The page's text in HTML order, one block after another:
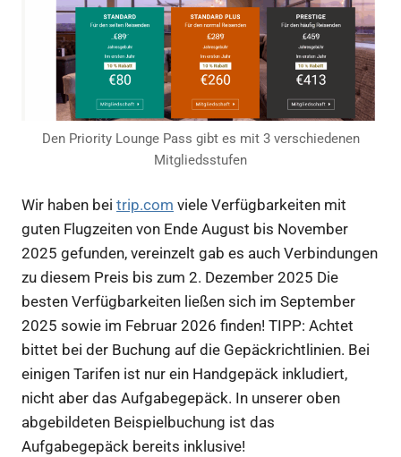
Den Priority Lounge Pass gibt es mit 3 verschiedenen
Mitgliedsstufen
Wir haben bei trip.com viele Verfügbarkeiten mit
guten Flugzeiten von Ende August bis November
2025 gefunden, vereinzelt gab es auch Verbindungen
zu diesem Preis bis zum 2. Dezember 2025 Die
besten Verfügbarkeiten ließen sich im September
2025 sowie im Februar 2026 finden! TIPP: Achtet
bittet bei der Buchung auf die Gepäckrichtlinien. Bei
einigen Tarifen ist nur ein Handgepäck inkludiert,
nicht aber das Aufgabegepäck. In unserer oben
abgebildeten Beispielbuchung ist das
Aufgabegepäck bereits inklusive!